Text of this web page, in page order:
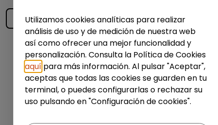
Enviar
Utilizamos cookies analíticas para realizar
análisis de uso y de medición de nuestra web
así como ofrecer una mejor funcionalidad y
personalización. Consulta la Política de Cookies
aquí para más información. Al pulsar "Aceptar",
aceptas que todas las cookies se guarden en tu
terminal, o puedes configurarlas o rechazar su
uso pulsando en "Configuración de cookies".